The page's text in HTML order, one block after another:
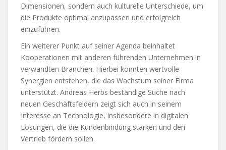
Dimensionen, sondern auch kulturelle Unterschiede, um
die Produkte optimal anzupassen und erfolgreich
einzuführen.
Ein weiterer Punkt auf seiner Agenda beinhaltet
Kooperationen mit anderen führenden Unternehmen in
verwandten Branchen. Hierbei könnten wertvolle
Synergien entstehen, die das Wachstum seiner Firma
unterstützt. Andreas Herbs beständige Suche nach
neuen Geschäftsfeldern zeigt sich auch in seinem
Interesse an Technologie, insbesondere in digitalen
Lösungen, die die Kundenbindung stärken und den
Vertrieb fördern sollen.